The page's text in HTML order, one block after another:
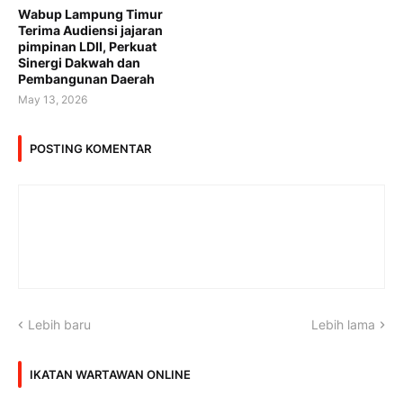
Wabup Lampung Timur
Terima Audiensi jajaran
pimpinan LDII, Perkuat
Sinergi Dakwah dan
Pembangunan Daerah
May 13, 2026
POSTING KOMENTAR
Lebih baru Lebih lama
IKATAN WARTAWAN ONLINE